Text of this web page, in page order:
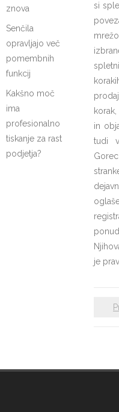
si
in
tudi
je
znova
Senčila
opravljajo več
pomembnih
funkcij
Kakšno moč
ima
profesionalno
tiskanje za rast
podjetja?